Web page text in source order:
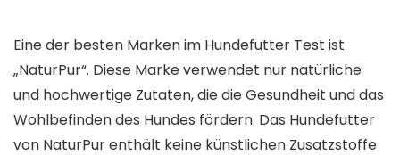
Eine der besten Marken im Hundefutter Test ist
„NaturPur“. Diese Marke verwendet nur natürliche
und hochwertige Zutaten, die die Gesundheit und das
Wohlbefinden des Hundes fördern. Das Hundefutter
von NaturPur enthält keine künstlichen Zusatzstoffe